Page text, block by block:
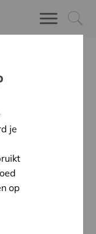
je
op